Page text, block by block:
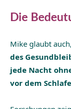
Die
Mike glaubt
des
jede Nacht
vor dem